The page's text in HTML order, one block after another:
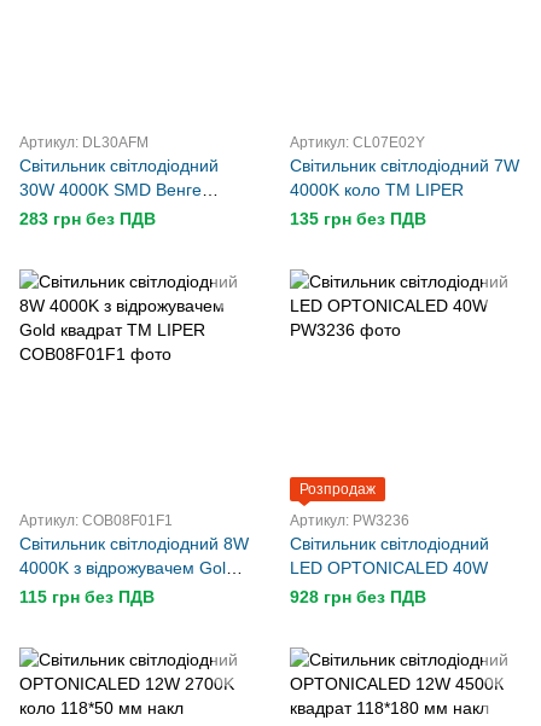
Артикул: DL30AFM
Світильник світлодіодний
30W 4000K SMD Венге
квадрат TM LIPER
283 грн без ПДВ
Артикул: CL07E02Y
Світильник світлодіодний 7W
4000K коло TM LIPER
135 грн без ПДВ
Артикул: COB08F01F1
Світильник світлодіодний 8W
4000K з відрожувачем Gold
квадрат TM LIPER
115 грн без ПДВ
Розпродаж
Артикул: PW3236
Світильник світлодіодний
LED OPTONICALED 40W
928 грн без ПДВ